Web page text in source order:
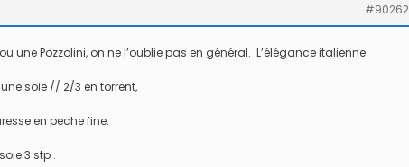
#90262
une Pozzolini, on ne l’oublie pas en général. L’élégance italienne.
soie // 2/3 en torrent,
en peche fine.
3 stp .